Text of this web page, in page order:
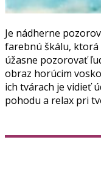
Je nádherne
farebnú škálu, ktorá
úžasne pozorovať
obraz horúcim
ich tvárach je vidieť
pohodu a relax pri